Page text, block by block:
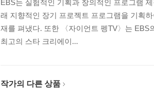
EBS는 실험적인 기획과 창의적인 프로그램
래 지향적인 장기 프로젝트 프로그램을 기획
재를 펴냈다. 또한 〈자이언트 펭TV〉는
최고의 스타 크리에이...
작가의 다른 상품